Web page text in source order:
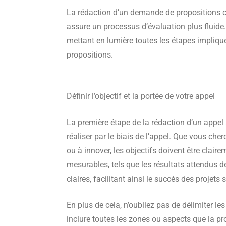
La rédaction d’un demande de
assure un processus d’évaluation plus
mettant en lumière toutes les étapes
propositions.
Définir l’objectif et la portée de votre appel
La première étape de la rédaction d’un
réaliser par le biais de l’appel. Que vous
ou à innover, les objectifs doivent être
mesurables, tels que les résultats attendus
claires, facilitant ainsi le succès des projets
En plus de cela, n’oubliez pas de délimiter
inclure toutes les zones ou aspects que la